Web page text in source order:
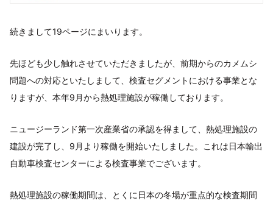
続きまして19ページにまいります。
先ほども少し触れさせていただきましたが、前期からのカメムシ
問題への対応といたしまして、検査セグメントにおける事業とな
りますが、本年9月から熱処理施設が稼働しております。
ニュージーランド第一次産業省の承認を得まして、熱処理施設の
建設が完了し、9月より稼働を開始いたしました。これは日本輸出
自動車検査センターによる検査事業でございます。
熱処理施設の稼働期間は、とくに日本の冬場が重点的な検査期間